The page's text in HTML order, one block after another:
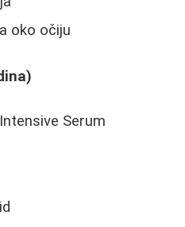
oko očiju
Serum